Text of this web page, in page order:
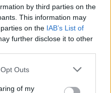
by third parties on the
This information may
on the IAB’s List of
further disclose it to other
Outs
of my